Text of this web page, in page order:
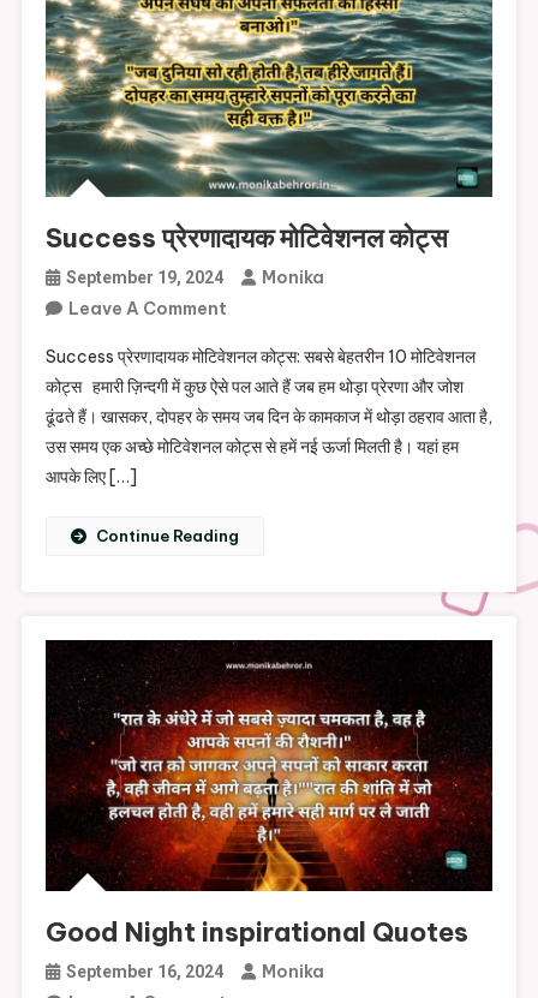
Success प्रेरणादायक मोटिवेशनल कोट्स
September 19, 2024
Monika
Leave A CommentOn
प्रेरणादायक
मोटिवेशनल
कोट्स
Success प्रेरणादायक मोटिवेशनल कोट्स: सबसे बेहतरीन 10 मोटिवेशनल
कोट्स हमारी ज़िन्दगी में कुछ ऐसे पल आते हैं जब हम थोड़ा प्रेरणा और जोश
ढूंढते हैं। खासकर, दोपहर के समय जब दिन के कामकाज में थोड़ा ठहराव आता है,
उस समय एक अच्छे मोटिवेशनल कोट्स से हमें नई ऊर्जा मिलती है। यहां हम
आपके लिए […]
Continue Reading
Good Night inspirational Quotes
September 16, 2024
Monika